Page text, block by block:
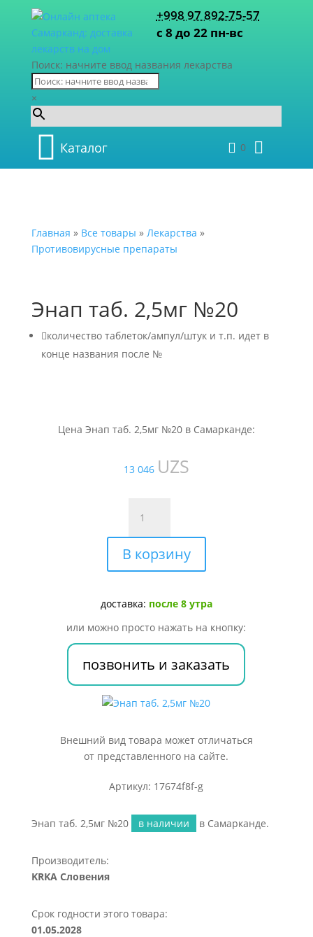
+998 97 892-75-57
с 8 до 22 пн-вс
Поиск: начните ввод названия лекарства
×
Каталог 0
Главная » Все товары » Лекарства »
Противовирусные препараты
Энап таб. 2,5мг №20
количество таблеток/ампул/штук и т.п. идет в
конце названия после №
Цена Энап таб. 2,5мг №20 в Самарканде:
13 046 UZS
товара
Энап
таб.
2,5мг
В корзину
доставка: после 8 утра
или можно просто нажать на кнопку:
позвонить и заказать
Внешний вид товара может отличаться
от представленного на сайте.
Артикул: 17674f8f-g
Энап таб. 2,5мг №20 в наличии в Самарканде.
Производитель:
KRKA Словения
Срок годности этого товара:
01.05.2028